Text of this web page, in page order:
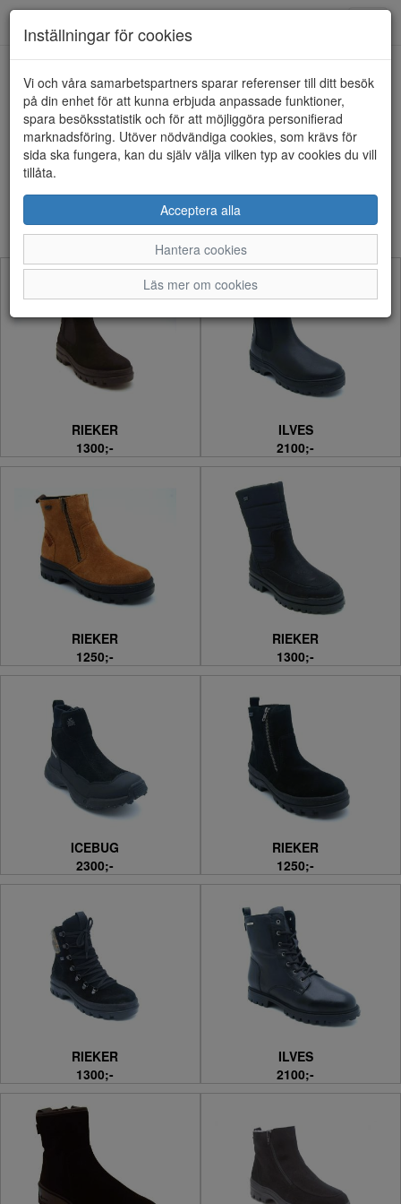
Dam - Broddkängor (21
artiklar)
Sortera efter:
RIEKER
1300;-
ILVES
2100;-
RIEKER
1250;-
RIEKER
1300;-
ICEBUG
2300;-
RIEKER
1250;-
RIEKER
1300;-
ILVES
2100;-
Inställningar för cookies
Vi och våra samarbetspartners sparar referenser till ditt besök
på din enhet för att kunna erbjuda anpassade funktioner,
spara besöksstatistik och för att möjliggöra personifierad
marknadsföring. Utöver nödvändiga cookies, som krävs för
sida ska fungera, kan du själv välja vilken typ av cookies du vill
tillåta.
Acceptera alla
Hantera cookies
Läs mer om cookies